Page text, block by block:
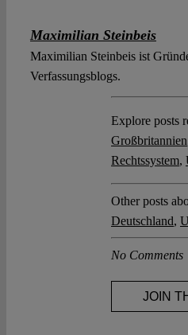
Maximilian Steinbeis
Maximilian Steinbeis ist
Verfassungsblogs.
Explore posts
Großbritannien
Rechtssystem,
Other posts
Deutschland,
No Comments
JOIN